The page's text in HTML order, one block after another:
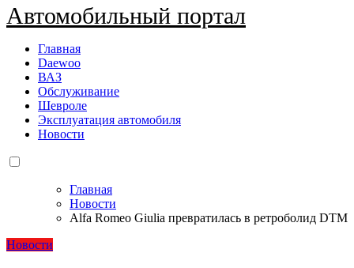
Автомобильный портал
Главная
Daewoo
ВАЗ
Обслуживание
Шевроле
Эксплуатация автомобиля
Новости
Главная
Новости
Alfa Romeo Giulia превратилась в ретроболид DTM
Новости